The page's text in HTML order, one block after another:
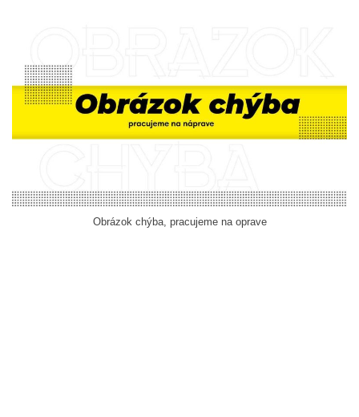
Obrázok chýba, pracujeme na oprave